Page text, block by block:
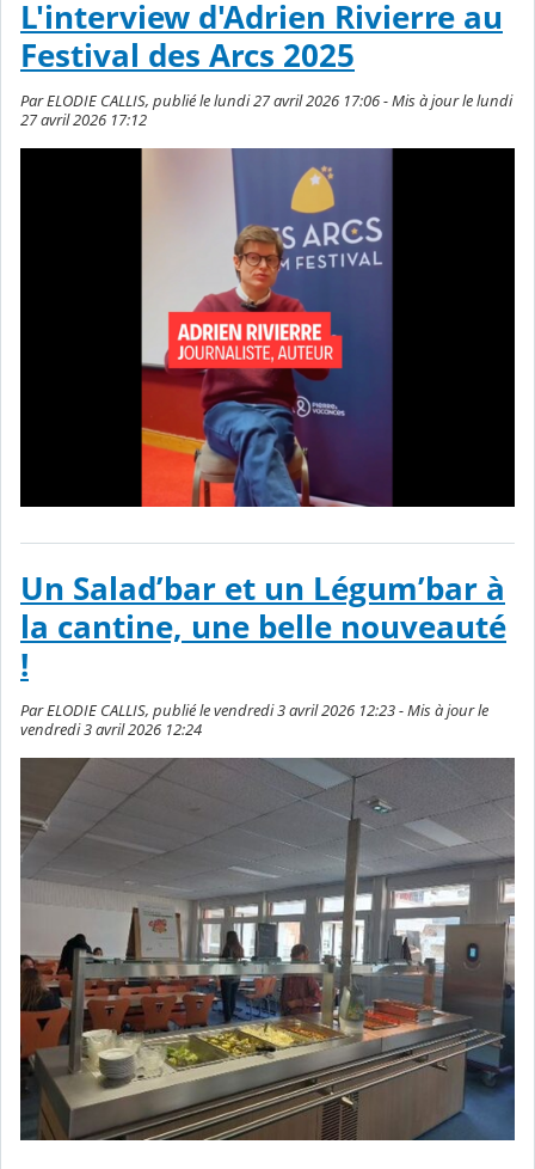
L'interview d'Adrien Rivierre au
Festival des Arcs 2025
Par ELODIE CALLIS, publié le lundi 27 avril 2026 17:06 - Mis à jour le lundi
27 avril 2026 17:12
Un Salad’bar et un Légum’bar à
la cantine, une belle nouveauté
!
Par ELODIE CALLIS, publié le vendredi 3 avril 2026 12:23 - Mis à jour le
vendredi 3 avril 2026 12:24